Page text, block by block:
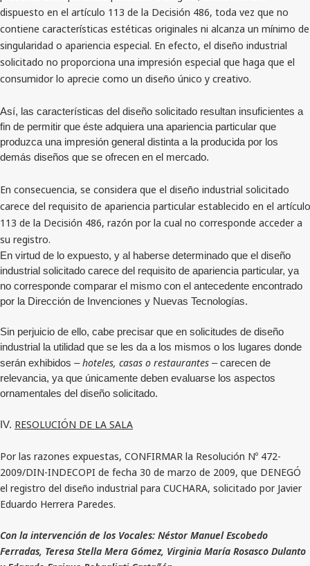
dispuesto en el artículo 113 de la Decisión 486, toda vez que no
contiene características estéticas originales ni alcanza un mínimo de
singularidad o apariencia especial. En efecto, el diseño industrial
solicitado no proporciona una impresión especial que haga que el
consumidor lo aprecie como un diseño único y creativo.
Así, las características del diseño solicitado resultan insuficientes a
fin de permitir que éste adquiera una apariencia particular que
produzca una impresión general distinta a la producida por los
demás diseños que se ofrecen en el mercado.
En consecuencia, se considera que el diseño industrial solicitado
carece del requisito de apariencia particular establecido en el artículo
113 de la Decisión 486, razón por la cual no corresponde acceder a
su registro.
En virtud de lo expuesto, y al haberse determinado que el diseño
industrial solicitado carece del requisito de apariencia particular, ya
no corresponde comparar el mismo con el antecedente encontrado
por la Dirección de Invenciones y Nuevas Tecnologías.
Sin perjuicio de ello, cabe precisar que en solicitudes de diseño
industrial la utilidad que se les da a los mismos o los lugares donde
serán exhibidos –hoteles, casas o restaurantes – carecen de
relevancia, ya que únicamente deben evaluarse los aspectos
ornamentales del diseño solicitado.
IV. RESOLUCIÓN DE LA SALA
Por las razones expuestas, CONFIRMAR la Resolución Nº 472-
2009/DIN-INDECOPI de fecha 30 de marzo de 2009, que DENEGÓ
el registro del diseño industrial para CUCHARA, solicitado por Javier
Eduardo Herrera Paredes.
Con la intervención de los Vocales: Néstor Manuel Escobedo
Ferradas, Teresa Stella Mera Gómez, Virginia María Rosasco Dulanto